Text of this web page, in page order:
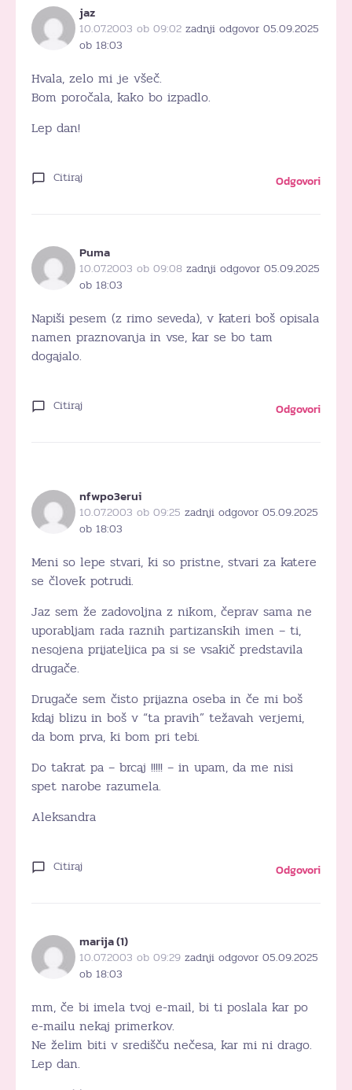
jaz
10.07.2003 ob 09:02 zadnji odgovor 05.09.2025
ob 18:03
Hvala, zelo mi je všeč.
Bom poročala, kako bo izpadlo.
Lep dan!
Citiraj Odgovori
Puma
10.07.2003 ob 09:08 zadnji odgovor 05.09.2025
ob 18:03
Napiši pesem (z rimo seveda), v kateri boš opisala
namen praznovanja in vse, kar se bo tam
dogajalo.
Citiraj Odgovori
nfwpo3erui
10.07.2003 ob 09:25 zadnji odgovor 05.09.2025
ob 18:03
Meni so lepe stvari, ki so pristne, stvari za katere
se človek potrudi.
Jaz sem že zadovoljna z nikom, čeprav sama ne
uporabljam rada raznih partizanskih imen – ti,
nesojena prijateljica pa si se vsakič predstavila
drugače.
Drugače sem čisto prijazna oseba in če mi boš
kdaj blizu in boš v “ta pravih” težavah verjemi,
da bom prva, ki bom pri tebi.
Do takrat pa – brcaj !!!!! – in upam, da me nisi
spet narobe razumela.
Aleksandra
Citiraj Odgovori
marija (1)
10.07.2003 ob 09:29 zadnji odgovor 05.09.2025
ob 18:03
mm, če bi imela tvoj e-mail, bi ti poslala kar po
e-mailu nekaj primerkov.
Ne želim biti v središču nečesa, kar mi ni drago.
Lep dan.